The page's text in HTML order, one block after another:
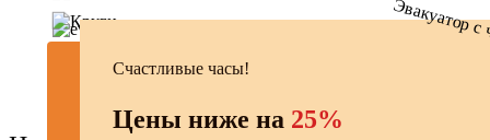
Счастливые часы!
Цены ниже на 25%